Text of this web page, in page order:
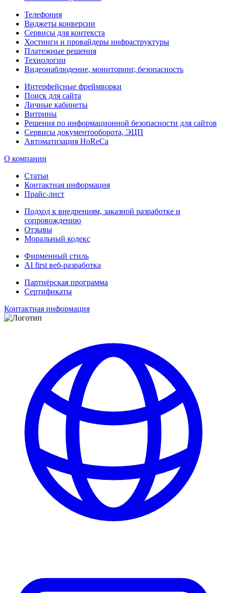
Телефония
Виджеты конверсии
Сервисы для контекста
Хостинги и провайдеры инфраструктуры
Платежные решения
Технологии
Видеонаблюдение, мониторинг, безопасность
Интерфейсные фреймворки
Поиск для сайта
Личные кабинеты
Витрины
Решения по информационной безопасности для сайтов
Сервисы документооборота, ЭЦП
Автоматизация HoReCa
О компании
Статьи
Контактная информация
Прайс-лист
Подход к внедрениям, заказной разработке и
сопровождению
Отзывы
Моральный кодекс
Фирменный стиль
AI first веб-разработка
Партнёрская программа
Сертификаты
Контактная информация